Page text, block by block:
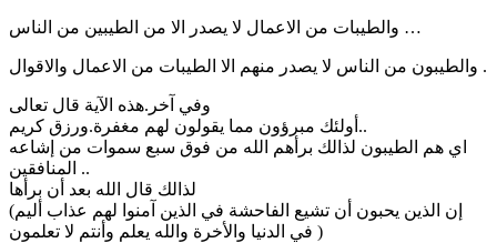
والطيبات من الاعمال لا يصدر الا من الطيبين من الناس …
والطيبون من الناس لا يصدر منهم الا الطيبات من الاعمال والاقوال .
وفي آخر.هذه الآية قال تعالى
أولئك مبرؤون مما يقولون لهم مغفرة.ورزق كريم..
اي هم الطيبون لذالك برأهم الله من فوق سبع سموات من إشاعه
المنافقين ..
لذالك قال الله بعد أن برأها
(إن الذين يحبون أن تشيع الفاحشة في الذين آمنوا لهم عذاب أليم
في الدنيا والأخرة والله يعلم وأنتم لا تعلمون )